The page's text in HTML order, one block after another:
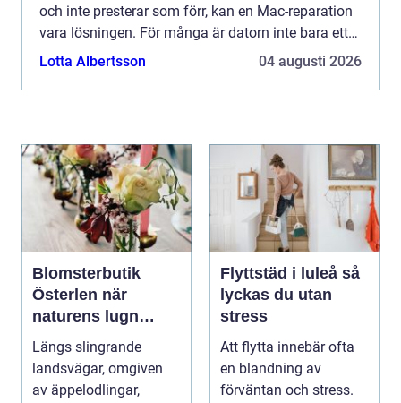
och inte presterar som förr, kan en Mac-reparation
vara lösningen. För många är datorn inte bara ett
a...
Lotta Albertsson 04 augusti 2026
Blomsterbutik
Österlen när
naturens lugn
möter kreativt
hantverk
Längs slingrande
landsvägar, omgiven
av äppelodlingar,
Flyttstäd i luleå så
lyckas du utan
stress
Att flytta innebär ofta
en blandning av
förväntan och stress.